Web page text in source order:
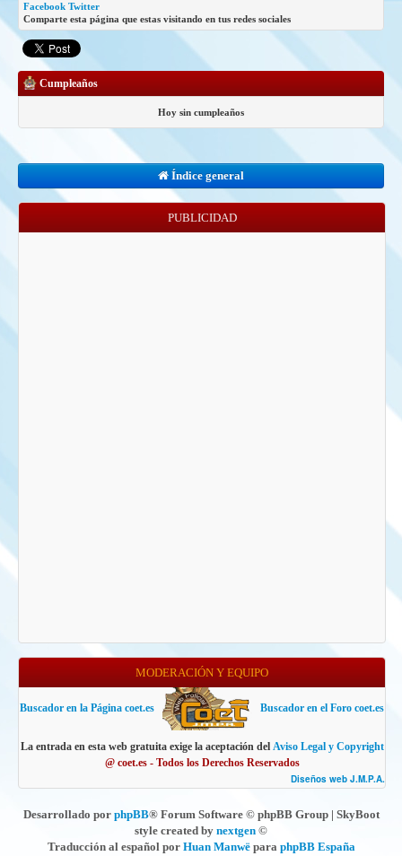
Facebook Twitter
Comparte esta página que estas visitando en tus redes sociales
Cumpleaños
Hoy sin cumpleaños
Índice general
PUBLICIDAD
MODERACIÓN Y EQUIPO
Buscador en la Página coet.es Buscador en el Foro coet.es
La entrada en esta web gratuita exige la aceptación del Aviso Legal y Copyright
@ coet.es - Todos los Derechos Reservados
Diseños web J.M.P.A.
Desarrollado por phpBB® Forum Software © phpBB Group | SkyBoot
style created by nextgen ©
Traducción al español por Huan Manwëpara phpBB España